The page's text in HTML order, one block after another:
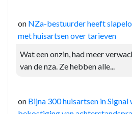
on NZa-bestuurder heeft
met huisartsen over tarieven
Wat een onzin, had meer
van de nza. Ze hebben alle...
on Bijna 300 huisartsen in Signal